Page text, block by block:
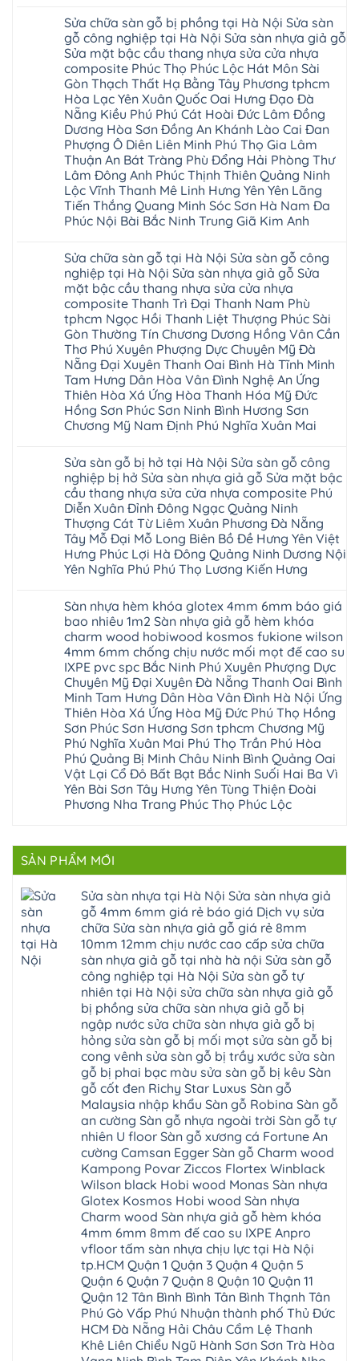
wood
đế
cao
su
IXPE
Hưng
Yên
Sài
Gòn
Ân
Thi
Hoàng
Mai
Mỹ
Hào
Tiên
Lữ
Từ
Liêm
Phù
Cừ
Thanh
Xuân
Kim
Động
Văn
Giang
Cầu
Giấy
Văn
Lâm
tphcm
Khoái
Châu
nhà
hà
nội
Ziccos
Flortex
Wilson
black
Hobi
wood
Glotex
Kosmos
Hobi
wood
Charm
wood
đế
cao
su
IXPE
Phú
Trì
Thanh
Xuân
Đoan
Hùng
Thanh
Ba
Cầu
Giấy
Hạ
Hòa
Cẩm
Khê
Tây
Hồ
Yên
Lập
Thanh
Ninh
hưng
yên
Lâm
Thao
Tam
Nông
hải
phòng
Thanh
Thủy
Tân
Hà
Nội
Sửa
sàn
giả
gỗ
cong
vênh
Sửa
mặt
bậc
cầu
thang
nhựa
sửa
cửa
nhựa
composite
tpHCM
Hoài
Đức
Bình
Dương
Thủ
Đức
Thanh
Xuân
Thái
Nguyên
Phú
Thọ
Bắc
Giang
Long
Biên
Hải
Dương
Bắc
Ninh
Gia
Lâm
Hà
Nam
Hà
Nội
Hưng
Yên
Đông
Anh
Nam
Định
Sóc
Sơn
Ninh
Bình
Thái
Bình
Vĩnh
Phúc
Tây
Hồ
Thanh
Hóa
Đống
Đa
Nghệ
An
bình
luận
ở
Sửa
sàn
gỗ
bị
cong
vênh
tại
Hà
Nội
Sửa
sàn
gỗ
công
nghiệp
tại
Hà
Nội
nhựa
giả
gỗ
cong
vênh
Sửa
mặt
bậc
cầu
thang
nhựa
sửa
cửa
nhựa
composite
hoài
đức
đan
thanh
oai
ứng
hòa
long
biên
sài
gòn
đông
anh
sóc
sơn
đà
nẵng
thanh
xuân
cầu
giấy
hoành
bồ
hạ
long
ninh
giang
hoàng
mai
quảng
ninh
tây
hồ
sơn
tây
thất
mê
linh
thanh
quốc
đông
phòng
xuyên
đống
giang
Sửa chữa sàn gỗ bị phồng tại Hà Nội Sửa sàn
gỗ công nghiệp tại Hà Nội Sửa sàn nhựa giả gỗ
Sửa mặt bậc cầu thang nhựa sửa cửa nhựa
composite Phúc Thọ Phúc Lộc Hát Môn Sài
Gòn Thạch Thất Hạ Bằng Tây Phương tphcm
Hòa Lạc Yên Xuân Quốc Oai Hưng Đạo Đà
Nẵng Kiều Phú Phú Cát Hoài Đức Lâm Đồng
Dương Hòa Sơn Đồng An Khánh Lào Cai Đan
Phượng Ô Diên Liên Minh Phú Thọ Gia Lâm
Thuận An Bát Tràng Phù Đổng Hải Phòng Thư
Lâm Đông Anh Phúc Thịnh Thiên Quảng Ninh
Lộc Vĩnh Thanh Mê Linh Hưng Yên Yên Lãng
Tiến Thắng Quang Minh Sóc Sơn Hà Nam Đa
Phúc Nội Bài Bắc Ninh Trung Giã Kim Anh
bình
luận
ở
Sửa
chữa
sàn
gỗ
bị
phồng
tại
Hà
Nội
Sửa
sàn
gỗ
công
nghiệp
Nội
Sửa
sàn
nhựa
giả
gỗ
Sửa
mặt
bậc
cầu
thang
nhựa
nhựa
composite
Phúc
Thọ
Phúc
Lộc
Hát
Môn
Sài
Gòn
Thạch
Thất
Hạ
Bằng
Tây
Phương
tphcm
Hòa
Lạc
Yên
Xuân
Đạo
Đà
Nẵng
Đồng
Dương
Đồng
Khánh
Phượng
Thuận
Tràng
Đổng
Phòng
Đông
Phúc
Thịnh
Thiên
Quảng
Thanh
Sửa chữa sàn gỗ tại Hà Nội Sửa sàn gỗ công
nghiệp tại Hà Nội Sửa sàn nhựa giả gỗ Sửa
mặt bậc cầu thang nhựa sửa cửa nhựa
composite Thanh Trì Đại Thanh Nam Phù
tphcm Ngọc Hồi Thanh Liệt Thượng Phúc Sài
Gòn Thường Tín Chương Dương Hồng Vân Cần
Thơ Phú Xuyên Phượng Dực Chuyên Mỹ Đà
Nẵng Đại Xuyên Thanh Oai Bình Hà Tĩnh Minh
Tam Hưng Dân Hòa Vân Đình Nghệ An Ứng
Thiên Hòa Xá Ứng Hòa Thanh Hóa Mỹ Đức
Hồng Sơn Phúc Sơn Ninh Bình Hương Sơn
Chương Mỹ Nam Định Phú Nghĩa Xuân Mai
bình
luận
ở
Sửa
chữa
sàn
gỗ
tại
Hà
Nội
Sửa
sàn
nghiệp
tại
Hà
Nội
Sửa
sàn
nhựa
giả
gỗ
Sửa
mặt
bậc
cầu
thang
nhựa
sửa
cửa
nhựa
composite
Thanh
Nam
Phù
Thanh
Thượng
Phúc
Thường
Chương
Dương
Hồng
Xuyên
Phượng
Chuyên
Nẵng
Xuyên
Thanh
Minh
Hưng
Nghệ
Thiên
Sửa sàn gỗ bị hở tại Hà Nội Sửa sàn gỗ công
nghiệp bị hở Sửa sàn nhựa giả gỗ Sửa mặt bậc
cầu thang nhựa sửa cửa nhựa composite Phú
Diễn Xuân Đỉnh Đông Ngạc Quảng Ninh
Thượng Cát Từ Liêm Xuân Phương Đà Nẵng
Tây Mỗ Đại Mỗ Long Biên Bồ Đề Hưng Yên Việt
Hưng Phúc Lợi Hà Đông Quảng Ninh Dương Nội
Yên Nghĩa Phú Phú Thọ Lương Kiến Hưng
bình
luận
ở
Sửa
sàn
gỗ
bị
hở
tại
Hà
Nội
Sửa
sàn
gỗ
công
nghiệp
bị
hở
Sửa
sàn
Sửa
mặt
bậc
cầu
nhựa
nhựa
composite
Xuân
Đông
Ngạc
Quảng
Thượng
Xuân
Phương
Nẵng
Long
Hưng
Hưng
Đông
Quảng
Dương
Nghĩa
Sàn nhựa hèm khóa glotex 4mm 6mm báo giá
bao nhiêu 1m2 Sàn nhựa giả gỗ hèm khóa
charm wood hobiwood kosmos fukione wilson
4mm 6mm chống chịu nước mối mọt đế cao su
IXPE pvc spc Bắc Ninh Phú Xuyên Phượng Dực
Chuyên Mỹ Đại Xuyên Đà Nẵng Thanh Oai Bình
Minh Tam Hưng Dân Hòa Vân Đình Hà Nội Ứng
Thiên Hòa Xá Ứng Hòa Mỹ Đức Phú Thọ Hồng
Sơn Phúc Sơn Hương Sơn tphcm Chương Mỹ
Phú Nghĩa Xuân Mai Phú Thọ Trần Phú Hòa
Phú Quảng Bị Minh Châu Ninh Bình Quảng Oai
Vật Lại Cổ Đô Bất Bạt Bắc Ninh Suối Hai Ba Vì
Yên Bài Sơn Tây Hưng Yên Tùng Thiện Đoài
Phương Nha Trang Phúc Thọ Phúc Lộc
luận
ở
Sàn
khóa
glotex
4mm
6mm
nhiêu
nhựa
charm
wood
hobiwood
kosmos
fukione
wilson
4mm
6mm
chống
nước
Xuyên
Phượng
Chuyên
Xuyên
SẢN PHẨM MỚI
Sửa sàn nhựa tại Hà Nội Sửa sàn nhựa giả
gỗ 4mm 6mm giá rẻ báo giá Dịch vụ sửa
chữa Sửa sàn nhựa giả gỗ giá rẻ 8mm
10mm 12mm chịu nước cao cấp sửa chữa
sàn nhựa giả gỗ tại nhà hà nội Sửa sàn gỗ
công nghiệp tại Hà Nội Sửa sàn gỗ tự
nhiên tại Hà Nội sửa chữa sàn nhựa giả gỗ
bị phồng sửa chữa sàn nhựa giả gỗ bị
ngập nước sửa chữa sàn nhựa giả gỗ bị
hỏng sửa sàn gỗ bị mối mọt sửa sàn gỗ bị
cong vênh sửa sàn gỗ bị trầy xước sửa sàn
gỗ bị phai bạc màu sửa sàn gỗ bị kêu Sàn
gỗ cốt đen Richy Star Luxus Sàn gỗ
Malaysia nhập khẩu Sàn gỗ Robina Sàn gỗ
an cường Sàn gỗ nhựa ngoài trời Sàn gỗ tự
nhiên U floor Sàn gỗ xương cá Fortune An
cường Camsan Egger Sàn gỗ Charm wood
Kampong Povar Ziccos Flortex Winblack
Wilson black Hobi wood Monas Sàn nhựa
Glotex Kosmos Hobi wood Sàn nhựa
Charm wood Sàn nhựa giả gỗ hèm khóa
4mm 6mm 8mm đế cao su IXPE Anpro
vfloor tấm sàn nhựa chịu lực tại Hà Nội
tp.HCM Quận 1 Quận 3 Quận 4 Quận 5
Quận 6 Quận 7 Quận 8 Quận 10 Quận 11
Quận 12 Tân Bình Bình Tân Bình Thạnh Tân
Phú Gò Vấp Phú Nhuận thành phố Thủ Đức
HCM Đà Nẵng Hải Châu Cẩm Lệ Thanh
Khê Liên Chiểu Ngũ Hành Sơn Sơn Trà Hòa